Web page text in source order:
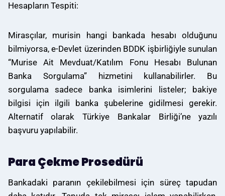
Hesapların Tespiti:
Mirasçılar, murisin hangi bankada hesabı olduğunu
bilmiyorsa, e-Devlet üzerinden BDDK işbirliğiyle sunulan
“Murise Ait Mevduat/Katılım Fonu Hesabı Bulunan
Banka Sorgulama” hizmetini kullanabilirler. Bu
sorgulama sadece banka isimlerini listeler; bakiye
bilgisi için ilgili banka şubelerine gidilmesi gerekir.
Alternatif olarak Türkiye Bankalar Birliği’ne yazılı
başvuru yapılabilir.
Para Çekme Prosedürü
Bankadaki paranın çekilebilmesi için süreç tapudan